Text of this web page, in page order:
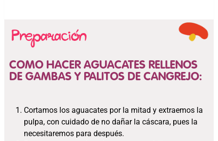
COMO HACER AGUACATES RELLENOS
DE GAMBAS Y PALITOS DE CANGREJO:
Cortamos los aguacates por la mitad y extraemos la
pulpa, con cuidado de no dañar la cáscara, pues la
necesitaremos para después.